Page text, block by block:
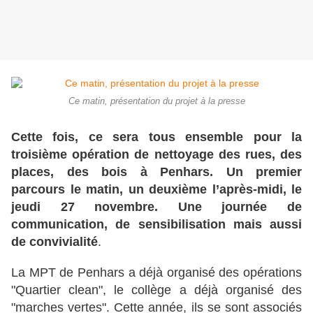
Ce matin, présentation du projet à la presse
Cette fois, ce sera tous ensemble pour la
troisième opération de nettoyage des rues, des
places, des bois à Penhars. Un premier
parcours le matin, un deuxième l’après-midi, le
jeudi 27 novembre. Une journée de
communication, de sensibilisation mais aussi
de convivialité.
La MPT de Penhars a déjà organisé des opérations
"Quartier clean", le collège a déjà organisé des
"marches vertes". Cette année, ils se sont associés